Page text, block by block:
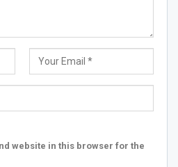
website in this browser for the